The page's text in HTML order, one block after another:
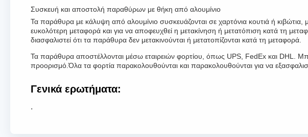
Συσκευή και αποστολή παραθύρων με θήκη από αλουμίνιο
Τα παράθυρα με κάλυψη από αλουμίνιο συσκευάζονται σε χαρτόνια κουτιά ή
ευκολότερη μεταφορά και για να αποφευχθεί η μετακίνηση ή μετατόπιση κατά τη
διασφαλιστεί ότι τα παράθυρα δεν μετακινούνται ή μετατοπίζονται κατά τη μεταφορά.
Τα παράθυρα αποστέλλονται μέσω εταιρειών φορτίου, όπως UPS, FedEx και DHL.
προορισμό.Όλα τα φορτία παρακολουθούνται και παρακολουθούνται για να
Γενικά ερωτήματα:
.